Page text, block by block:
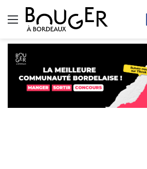
Menu